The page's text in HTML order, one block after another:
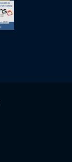
abre en ventana